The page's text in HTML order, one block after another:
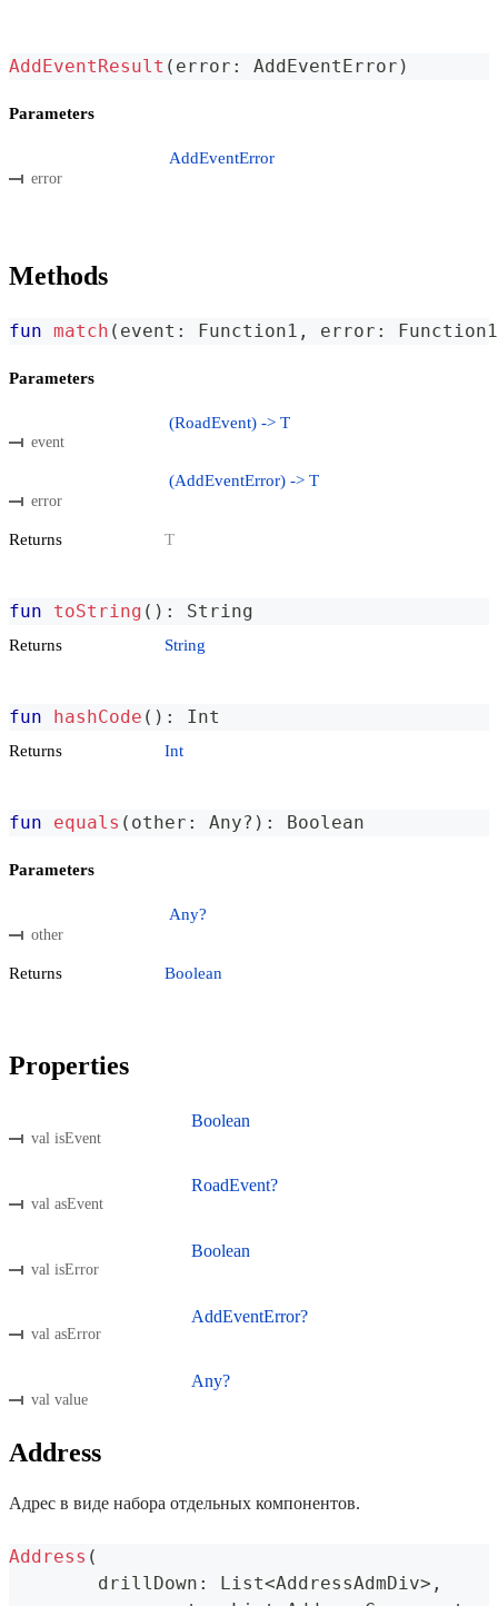
AddEventResult ( error : AddEventError )
Parameters
error
AddEventError
Methods
fun match ( event : Function1 , error : Function1
Parameters
event
(RoadEvent) -> T
error
(AddEventError) -> T
Returns T
fun toString ( ) : String
Returns String
fun hashCode ( ) : Int
Returns Int
fun equals ( other : Any? ) : Boolean
Parameters
other
Any?
Returns Boolean
Properties
val isEvent
Boolean
val asEvent
RoadEvent?
val isError
Boolean
val asError
AddEventError?
val value
Any?
Address
Адрес в виде набора отдельных компонентов.
Address (
	drillDown
: List<AddressAdmDiv> ,